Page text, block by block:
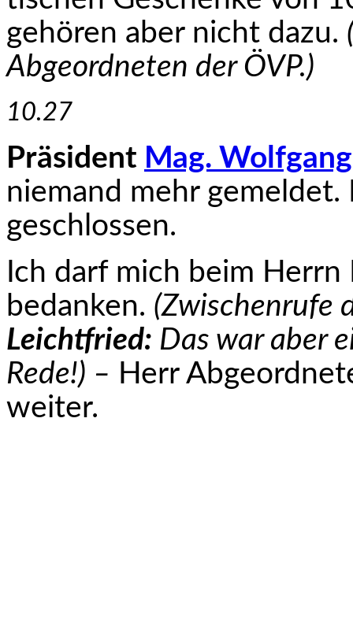
gehören aber nicht dazu.
Abgeordneten der ÖVP.)
10.27
Präsident Mag.
niemand mehr
geschlossen.
Ich darf mich beim
bedanken. (Zwischenrufe
Leichtfried: Das war aber
Rede!) – Herr
weiter.